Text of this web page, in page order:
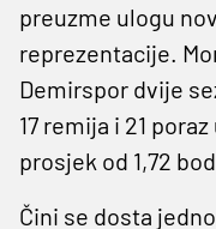
preuzme ulogu
reprezentacije.
Demirspor dvije
17 remija i 21
prosjek od 1,72
Čini se dosta